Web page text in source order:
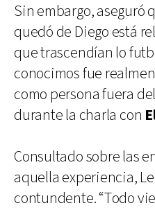
Sin embargo, aseguró
quedó de Diego está
que trascendían lo
conocimos fue
como persona fuera
durante la charla con
Consultado sobre las
aquella experiencia,
contundente. “Todo